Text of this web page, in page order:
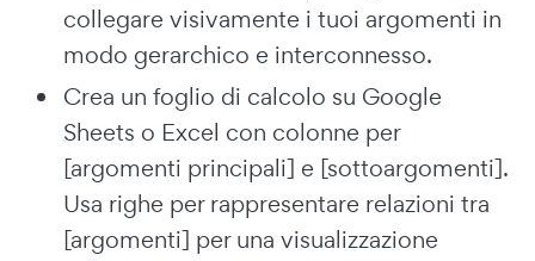
collegare visivamente i tuoi argomenti in
modo gerarchico e interconnesso.
Crea un foglio di calcolo su Google
Sheets o Excel con colonne per
[argomenti principali] e [sottoargomenti].
Usa righe per rappresentare relazioni tra
[argomenti] per una visualizzazione